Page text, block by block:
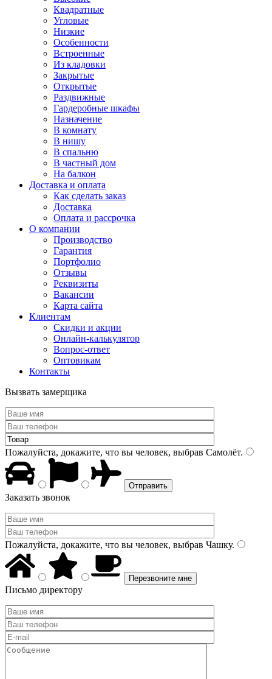
Квадратные
Угловые
Низкие
Особенности
Встроенные
Из кладовки
Закрытые
Открытые
Раздвижные
Гардеробные шкафы
Назначение
В комнату
В нишу
В спальню
В частный дом
На балкон
Доставка и оплата
Как сделать заказ
Доставка
Оплата и рассрочка
О компании
Производство
Гарантия
Портфолио
Отзывы
Реквизиты
Вакансии
Карта сайта
Клиентам
Скидки и акции
Онлайн-калькулятор
Вопрос-ответ
Оптовикам
Контакты
Вызвать замерщика
Пожалуйста, докажите, что вы человек, выбрав Самолёт.
Заказать звонок
Пожалуйста, докажите, что вы человек, выбрав Чашку.
Письмо директору